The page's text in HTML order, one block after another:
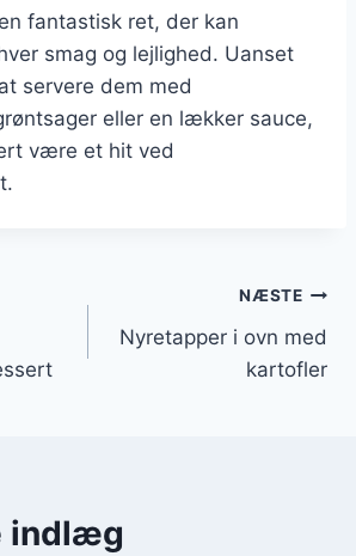
fantastisk ret, der kan
smag og lejlighed. Uanset
servere dem med
eller en lækker sauce,
være et hit ved
NÆSTE
Nyretapper i ovn med
kartofler
indlæg